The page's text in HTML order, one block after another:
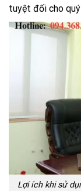
tuyệt đối cho quý
Lợi ích khi sử